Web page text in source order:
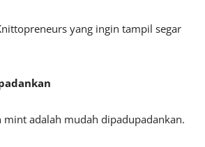
yang ingin tampil segar
mint adalah mudah dipadupadankan.